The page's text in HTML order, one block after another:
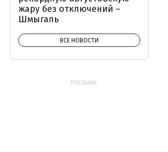
жару без отключений –
Шмыгаль
ВСЕ НОВОСТИ
РЕКЛАМА: